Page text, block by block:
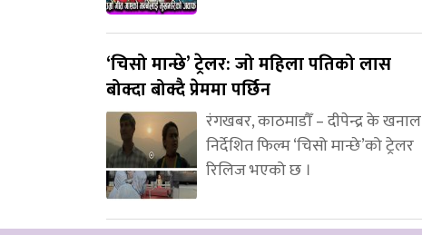
‘चिसो मान्छे’ ट्रेलर: जो महिला पतिको लास
बोक्दा बोक्दै प्रेममा पर्छिन
रंगखबर, काठमाडौँ – दीपेन्द्र के खनाल
निर्देशित फिल्म ‘चिसो मान्छे’को ट्रेलर
रिलिज भएको छ ।